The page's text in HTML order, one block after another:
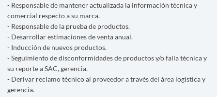
- Responsable de mantener actualizada la información técnica y
comercial respecto a su marca.
- Responsable de la prueba de productos.
- Desarrollar estimaciones de venta anual.
- Inducción de nuevos productos.
- Seguimiento de disconformidades de productos y/o falla técnica y
su reporte a SAC, gerencia.
- Derivar reclamo técnico al proveedor a través del área logística y
gerencia.